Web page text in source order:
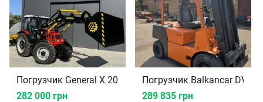
Погрузчик General X 2026
282 000 грн
Погрузчик Balkancar DV
289 835 грн